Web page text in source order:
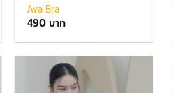
Ava Bra
490